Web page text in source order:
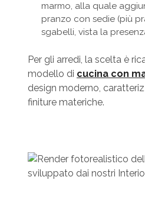
marmo, alla quale
pranzo con sedie (più
sgabelli, vista la
Per gli arredi, la scelta è
modello di cucina con
design moderno,
finiture materiche.